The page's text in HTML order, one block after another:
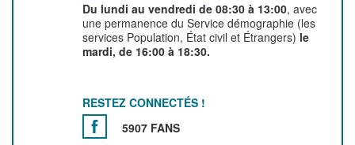
Du lundi au vendredi de 08:30 à 13:00, avec
une permanence du Service démographie (les
services Population, État civil et Étrangers) le
mardi, de 16:00 à 18:30.
RESTEZ CONNECTÉS !
5907 FANS